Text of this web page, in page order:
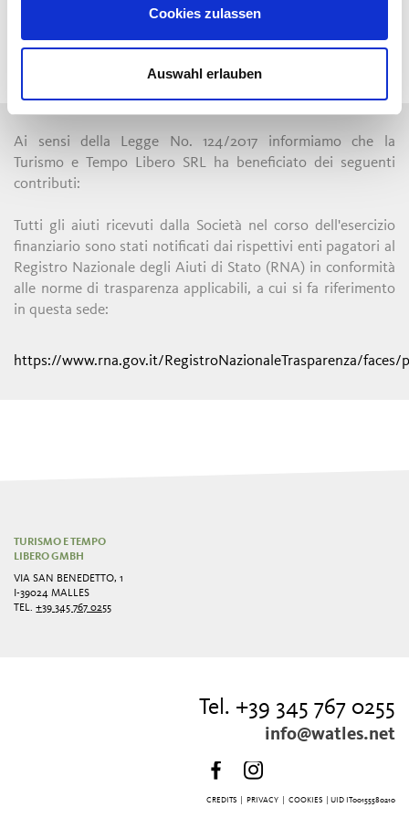
Cookies zulassen
Auswahl erlauben
https://ec.europa.eu/consumers/odr/
Ai sensi della Legge No. 124/2017 informiamo che la
Turismo e Tempo Libero SRL ha beneficiato dei seguenti
contributi:
Tutti gli aiuti ricevuti dalla Società nel corso dell'esercizio
finanziario sono stati notificati dai rispettivi enti pagatori al
Registro Nazionale degli Aiuti di Stato (RNA) in conformità
alle norme di trasparenza applicabili, a cui si fa riferimento
in questa sede:
https://www.rna.gov.it/RegistroNazionaleTrasparenza/faces/
TURISMO E TEMPO
LIBERO GMBH
VIA SAN BENEDETTO, 1
I-39024 MALLES
TEL.+39 345 767 0255
Tel. +39 345 767 0255
info@watles.net
CREDITS| PRIVACY| COOKIES | UID IT00155580210